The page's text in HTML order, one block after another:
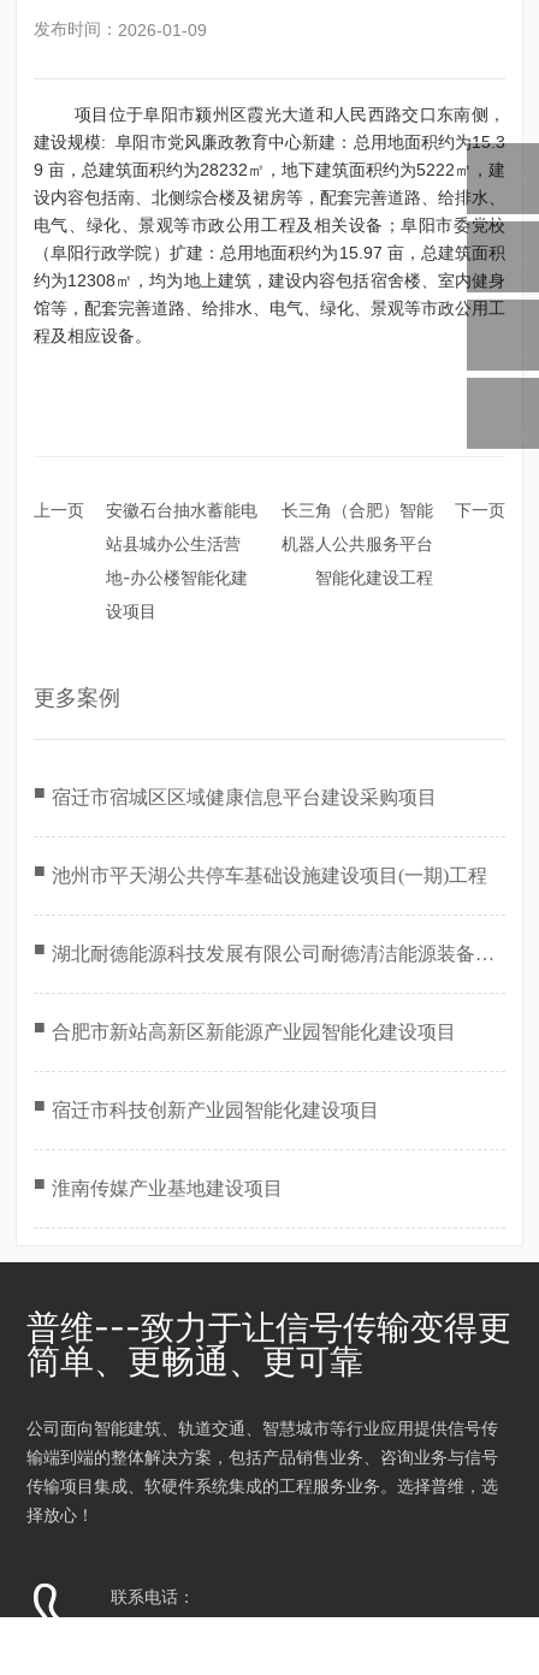
发布时间： 2026-01-09
项目 位于阜阳市颍州区霞光大道和人民西路交口东南侧，
建设规模:阜阳市党风廉政教育中心新建：总用地面积约为15.3
9 亩，总建筑面积约为28232㎡，地下建筑面积约为5222㎡，建
设内容包括南、北侧综合楼及裙房等，配套完善道路、给排水、
电气、绿化、景观等市政公用工程及相关设备；阜阳市委党校
（阜阳行政学院）扩建：总用地面积约为15.97 亩，总建筑面积
约为12308㎡，均为地上建筑， 建设内容包括宿舍楼、室内健身
馆等，配套完善道路、给排水、电气、绿化、景观等市政公用工
程及相应设备。
上一页
安徽石台抽水蓄能电
站县城办公生活营
地-办公楼智能化建
设项目
长三角（合肥）智能
机器人公共服务平台
智能化建设工程
下一页
更多案例
■ 宿迁市宿城区区域健康信息平台建设采购项目
■ 池州市平天湖公共停车基础设施建设项目(一期)工程
■ 湖北耐德能源科技发展有限公司耐德清洁能源装备孝
■ 合肥市新站高新区新能源产业园智能化建设项目
■ 宿迁市科技创新产业园智能化建设项目
■ 淮南传媒产业基地建设项目
普维---致力于让信号传输变得更
简单、更畅通、更可靠
公司面向智能建筑、轨道交通、智慧城市等行业应用提供信号传
输端到端的整体解决方案，包括产品销售业务、咨询业务与信号
传输项目集成、软硬件系统集成的工程服务业务。选择普维，选
择放心！
联系电话：
线
话
箱